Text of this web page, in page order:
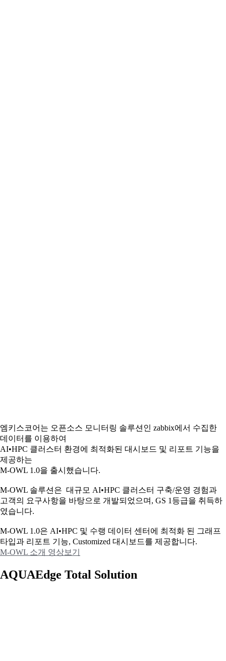
엠키스코어는 오픈소스 모니터링 솔루션인 zabbix에서 수집한
데이터를 이용하여
AI•HPC 클러스터 환경에 최적화된 대시보드 및 리포트 기능을
제공하는
M-OWL 1.0을 출시했습니다.
M-OWL 솔루션은 대규모 AI•HPC 클러스터 구축/운영 경험과
고객의 요구사항을 바탕으로 개발되었으며, GS 1등급을 취득하
였습니다.
M-OWL 1.0은 AI•HPC 및 수랭 데이터 센터에 최적화 된 그래프
타입과 리포트 기능, Customized 대시보드를 제공합니다.
M-OWL 소개 영상보기
AQUAEdge Total Solution